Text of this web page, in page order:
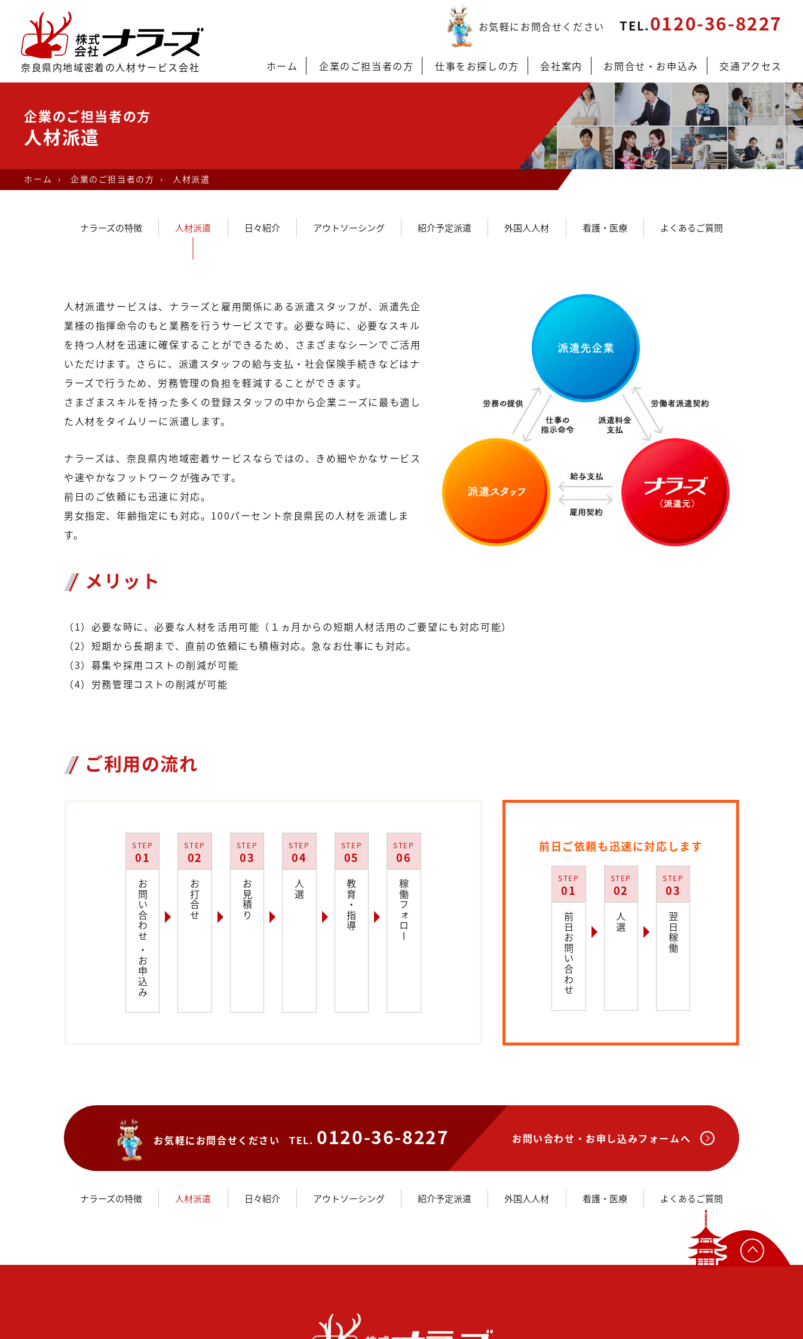
奈良県内地域密着の人材サービス会社
お気軽にお問合せください TEL.0120-36-8227
ホーム 企業のご担当者の方 仕事をお探しの方 会社案内 お問合せ・お申込み 交通アクセス
企業のご担当者の方
人材派遣
ホーム › 企業のご担当者の方 › 人材派遣
ナラーズの特徴 人材派遣 日々紹介 アウトソーシング 紹介予定派遣 外国人人材 看護・医療 よくあるご質問
ナ
ラ
ー
ズ
の
人
材
遣
サ
ー
ビ
人材派遣サービスは、ナラーズと雇用関係にある派遣スタッフが、派遣先企
業様の指揮命令のもと業務を行うサービスです。必要な時に、必要なスキル
を持つ人材を迅速に確保することができるため、さまざまなシーンでご活用
いただけます。さらに、派遣スタッフの給与支払・社会保険手続きなどはナ
ラーズで行うため、労務管理の負担を軽減することができます。
さまざまスキルを持った多くの登録スタッフの中から企業ニーズに最も適し
た人材をタイムリーに派遣します。
ナラーズは、奈良県内地域密着サービスならではの、きめ細やかなサービス
や速やかなフットワークが強みです。
前日のご依頼にも迅速に対応。
男女指定、年齢指定にも対応。100パーセント奈良県民の人材を派遣しま
す。
メリット
（1）必要な時に、必要な人材を活用可能（１ヵ月からの短期人材活用のご要望にも対応可能）
（2）短期から長期まで、直前の依頼にも積極対応。急なお仕事にも対応。
（3）募集や採用コストの削減が可能
（4）労務管理コストの削減が可能
ご利用の流れ
STEP
01
お問い合わせ ・お申込み
STEP
02
お打合せ
STEP
03
お見積り
STEP
04
人選
STEP
05
教育・指導
STEP
06
稼働フォロー
前日ご依頼も迅速に対応します
STEP
01
前日お問い合わせ
STEP
02
人選
STEP
03
翌日稼働
お気軽にお問合せください TEL. 0120-36-8227 お問い合わせ・ お申し込みフォームへ
ナラーズの特徴 人材派遣 日々紹介 アウトソーシング 紹介予定派遣 外国人人材 看護・医療 よくあるご質問